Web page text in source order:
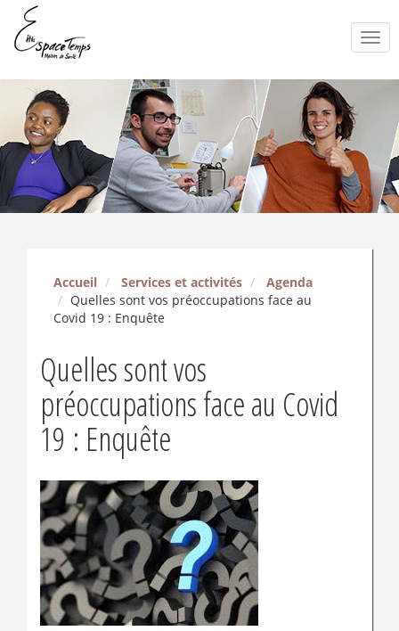
Accueil Services et activités
Agenda
Quelles sont vos préoccupations face au
Covid 19 : Enquête
Quelles sont vos
préoccupations face au Covid
19 : Enquête